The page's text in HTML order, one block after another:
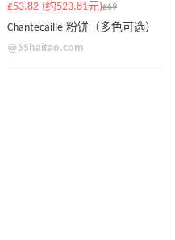
£53.82 (约523.81元)£69
Chantecaille 粉饼（多色可选）
@55haitao.com